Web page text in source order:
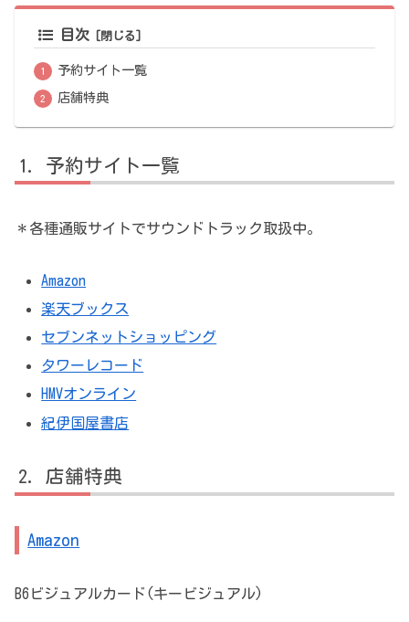
目次
予約サイト一覧
店舗特典
予約サイト一覧
＊各種通販サイトでサウンドトラック取扱中。
Amazon
楽天ブックス
セブンネットショッピング
タワーレコード
HMVオンライン
紀伊国屋書店
店舗特典
Amazon
B6ビジュアルカード(キービジュアル)